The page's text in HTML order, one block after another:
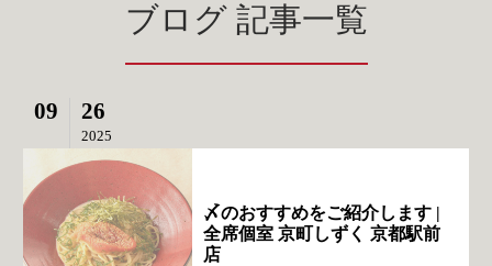
ブログ 記事一覧
09 26
2025
〆のおすすめをご紹介します |
全席個室 京町しずく 京都駅前
店